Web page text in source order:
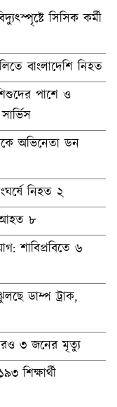
সিসিক কর্মী
বাংলাদেশি নিহত
পাশে ও
অভিনেতা ডন
নিহত ২
আহত ৮
শাবিপ্রবিতে ৬
ডাম্প ট্রাক,
৩ জনের মৃত্যু
শিক্ষার্থী